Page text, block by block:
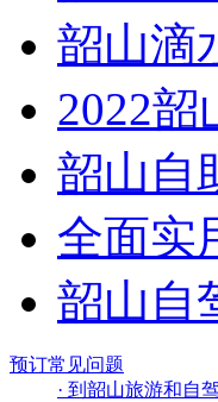
韶山滴
2022
韶山自
全面实
韶山自
预订常见问题
· 到韶山旅游和自